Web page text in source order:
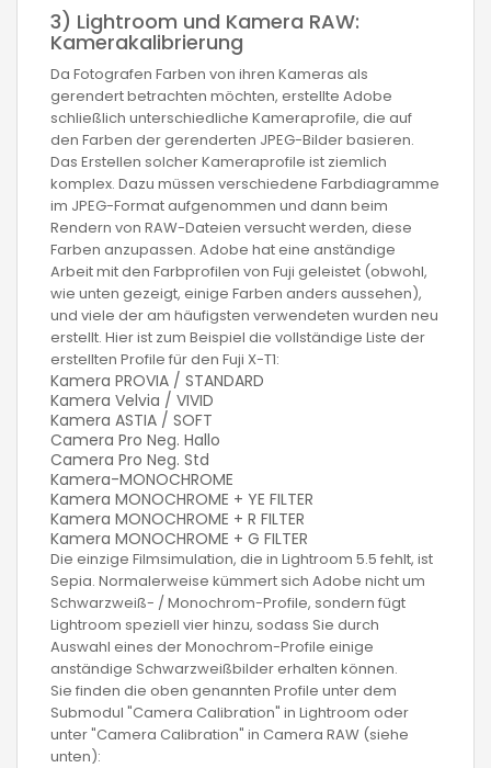
3) Lightroom und Kamera RAW:
Kamerakalibrierung
Da Fotografen Farben von ihren Kameras als
gerendert betrachten möchten, erstellte Adobe
schließlich unterschiedliche Kameraprofile, die auf
den Farben der gerenderten JPEG-Bilder basieren.
Das Erstellen solcher Kameraprofile ist ziemlich
komplex. Dazu müssen verschiedene Farbdiagramme
im JPEG-Format aufgenommen und dann beim
Rendern von RAW-Dateien versucht werden, diese
Farben anzupassen. Adobe hat eine anständige
Arbeit mit den Farbprofilen von Fuji geleistet (obwohl,
wie unten gezeigt, einige Farben anders aussehen),
und viele der am häufigsten verwendeten wurden neu
erstellt. Hier ist zum Beispiel die vollständige Liste der
erstellten Profile für den Fuji X-T1:
Kamera PROVIA / STANDARD
Kamera Velvia / VIVID
Kamera ASTIA / SOFT
Camera Pro Neg. Hallo
Camera Pro Neg. Std
Kamera-MONOCHROME
Kamera MONOCHROME + YE FILTER
Kamera MONOCHROME + R FILTER
Kamera MONOCHROME + G FILTER
Die einzige Filmsimulation, die in Lightroom 5.5 fehlt, ist
Sepia. Normalerweise kümmert sich Adobe nicht um
Schwarzweiß- / Monochrom-Profile, sondern fügt
Lightroom speziell vier hinzu, sodass Sie durch
Auswahl eines der Monochrom-Profile einige
anständige Schwarzweißbilder erhalten können.
Sie finden die oben genannten Profile unter dem
Submodul "Camera Calibration" in Lightroom oder
unter "Camera Calibration" in Camera RAW (siehe
unten):